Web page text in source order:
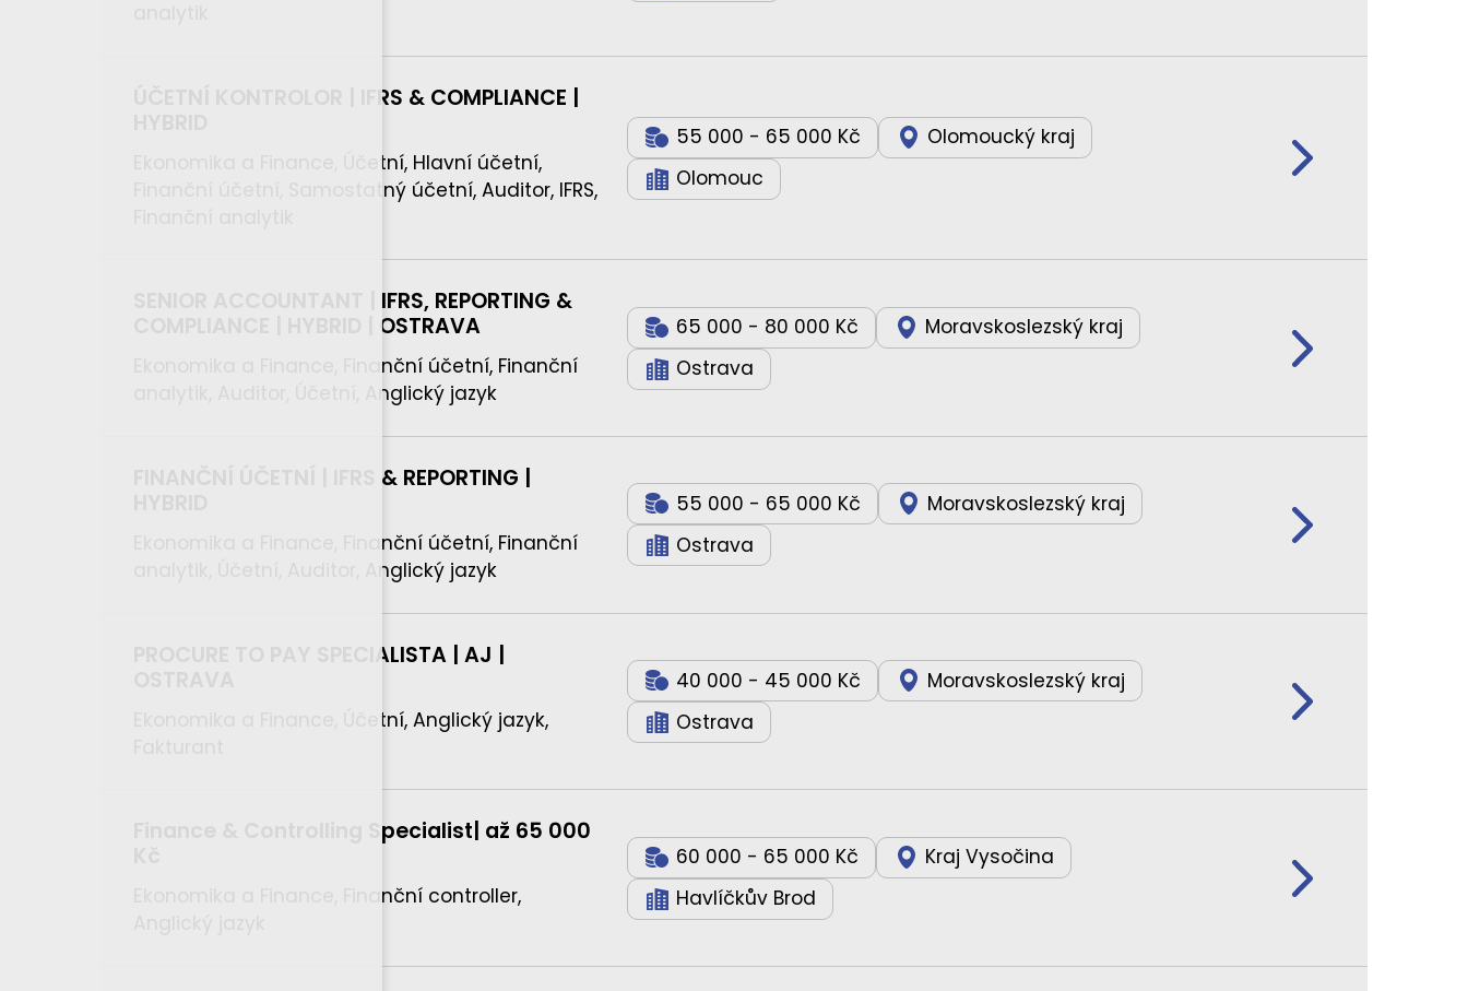
ÚČETNÍ KONTROLOR | IFRS & COMPLIANCE |
Ekonomika a Finance, Účetní, Hlavní účetní,
Finanční účetní, Samostatný účetní, Auditor, IFRS,
55 000 - 65 000 Kč
Olomoucký kraj
Olomouc
SENIOR ACCOUNTANT | IFRS, REPORTING &
COMPLIANCE | HYBRID | OSTRAVA
Ekonomika a Finance, Finanční účetní, Finanční
analytik, Auditor, Účetní, Anglický jazyk
65 000 - 80 000 Kč
Moravskoslezský kraj
Ostrava
FINANČNÍ ÚČETNÍ | IFRS & REPORTING |
Ekonomika a Finance, Finanční účetní, Finanční
analytik, Účetní, Auditor, Anglický jazyk
55 000 - 65 000 Kč
Moravskoslezský kraj
Ostrava
PROCURE TO PAY SPECIALISTA | AJ |
Ekonomika a Finance, Účetní, Anglický jazyk,
40 000 - 45 000 Kč
Moravskoslezský kraj
Ostrava
Finance & Controlling Specialist| až 65 000
Ekonomika a Finance, Finanční controller,
60 000 - 65 000 Kč
Kraj Vysočina
Havlíčkův Brod